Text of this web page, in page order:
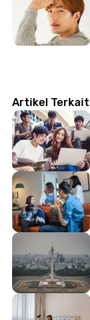
Artikel Terkait